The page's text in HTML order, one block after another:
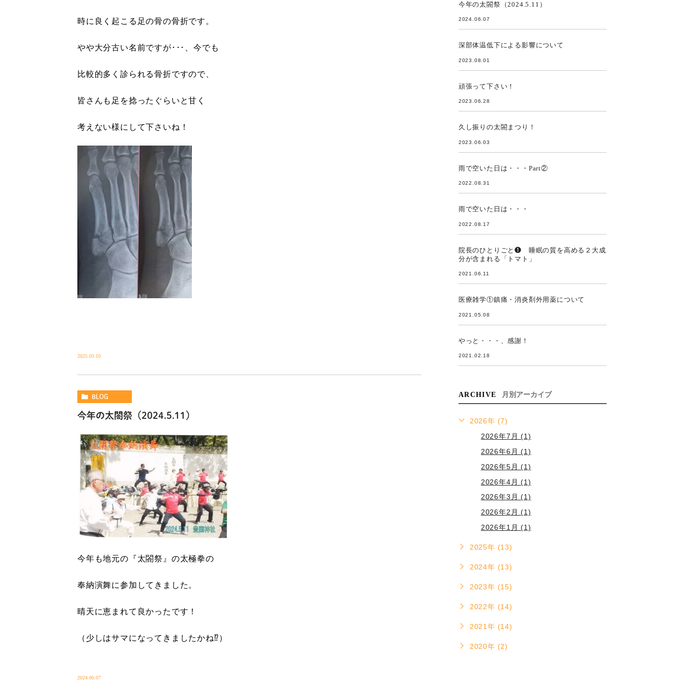
時に良く起こる足の骨の骨折です。
やや大分古い名前ですが･･･、今でも
比較的多く診られる骨折ですので、
皆さんも足を捻ったぐらいと甘く
考えない様にして下さいね！
2025.03.10
BLOG
今年の太閤祭（2024.5.11）
今年も地元の『太閤祭』の太極拳の
奉納演舞に参加してきました。
晴天に恵まれて良かったです！
（少しはサマになってきましたかね⁉）
2024.06.07
今年の太閤祭（2024.5.11）
2024.06.07
深部体温低下による影響について
2023.08.01
頑張って下さい！
2023.06.28
久し振りの太閤まつり！
2023.06.03
雨で空いた日は・・・Part②
2022.08.31
雨で空いた日は・・・
2022.08.17
院長のひとりごと❶ 睡眠の質を高める２大成
分が含まれる「トマト」
2021.06.11
医療雑学①鎮痛・消炎剤外用薬について
2021.05.08
やっと・・・、感謝！
2021.02.18
ARCHIVE 月別アーカイブ
2026年 (7)
2026年7月 (1)
2026年6月 (1)
2026年5月 (1)
2026年4月 (1)
2026年3月 (1)
2026年2月 (1)
2026年1月 (1)
2025年 (13)
2024年 (13)
2023年 (15)
2022年 (14)
2021年 (14)
2020年 (2)